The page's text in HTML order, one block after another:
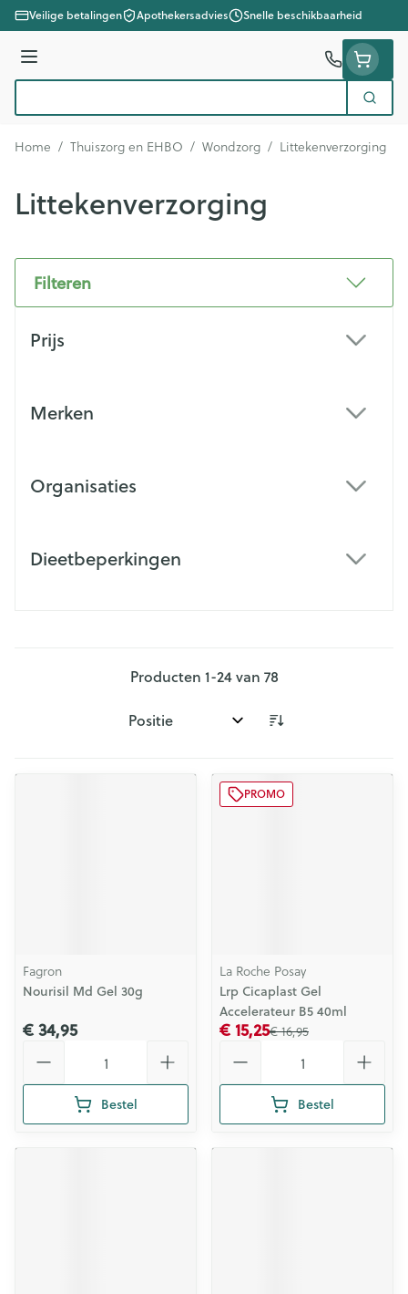
Ga naar de inhoud
Veilige betalingen Apothekersadvies Snelle beschikbaarheid
Menu
Zoek
Home / Thuiszorg en EHBO / Wondzorg / Littekenverzorging
Littekenverzorging
Filteren
Prijs
Merken
Organisaties
Dieetbeperkingen
Producten 1-24van 78
Sorteer op:
Fagron
Nourisil Md Gel 30g
€ 34,95
Bestel
PROMO
La Roche Posay
Lrp Cicaplast Gel
Accelerateur B5 40ml
€ 16,95
€ 15,25
Bestel